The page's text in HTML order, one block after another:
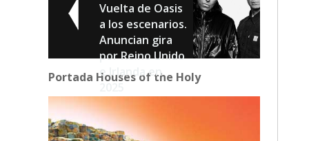
Vuelta de Oasis
a los escenarios.
Anuncian gira
por Reino Unido
e Irlanda en
Portada Houses of the Holy